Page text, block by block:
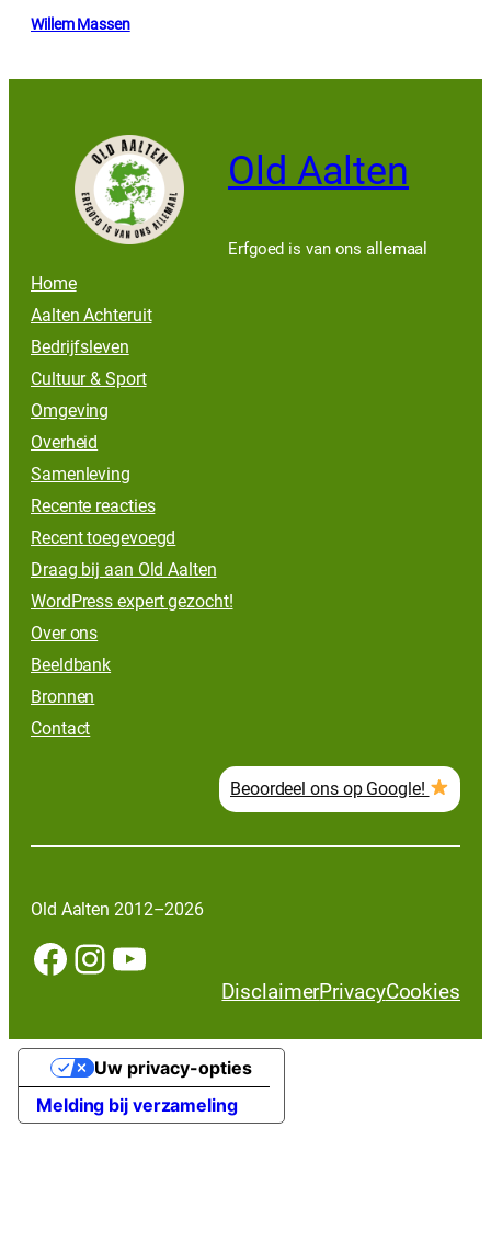
Willem Massen
Old Aalten
Erfgoed is van ons allemaal
Home
Aalten Achteruit
Bedrijfsleven
Cultuur & Sport
Omgeving
Overheid
Samenleving
Recente reacties
Recent toegevoegd
Draag bij aan Old Aalten
WordPress expert gezocht!
Over ons
Beeldbank
Bronnen
Contact
Beoordeel ons op Google!
Old Aalten 2012–2026
Facebook InstagramYouTube
DisclaimerPrivacyCookies
Melding bij verzameling
Uw privacy-opties